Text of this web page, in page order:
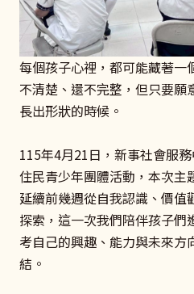
每個孩子心裡，都可能藏著一
不清楚、還不完整，但只要
長出形狀的時候。
115年4月21日，新事社會服
住民青少年團體活動，本次主
延續前幾週從自我認識、價值
探索，這一次我們陪伴孩子們
考自己的興趣、能力與未來方
結。